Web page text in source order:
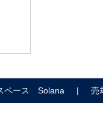
ペース Solana 売